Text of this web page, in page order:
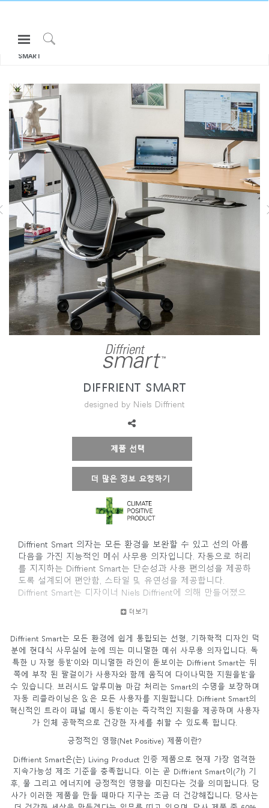
Open
Navigation
Menu
제품
인체공학
리소스
회사 소개
고객센터
Partners
고객지원
쇼룸
지역 설정
Opens
to
Facebook
Opens
to
Twitter
Opens
to
Linkedin
Opens
to
Instagram
Opens
to
Humanscale
Opens
Pinterest
Opens
to
YouTube
LIBERTY TASK DIFFRIENT SMART
모두 보기 의자 & 스툴
SMART
DIFFRIENT SMART
designed by Niels Diffrient
제품 선택
더 많은 정보 요청하기
Diffrient Smart 의자는 모든 환경을 보완할 수 있고 선의 아름
다음을 가진 지능적인 메쉬 사무용 의자입니다. 자동으로 허리
를 지지하는 Diffrient Smart는 단순성과 사용 편의성을 제공하
도록 설계되어 편안함, 스타일 및 유연성을 제공합니다.
Diffrient Smart는 디자이너 Niels Diffrient에 의해 만들어졌으
로 Humanscale의 혁신적인 Form-Sensing Mesh Technology
원합니다.
더보기
Diffrient Smart는 모든 환경에 쉽게 통합되는 선형, 기하학적 디자인 덕
분에 현대식 사무실에 눈에 띄는 미니멀한 메쉬 사무용 의자입니다. 독
특한 U 자형 등받이와 미니멀한 라인이 돋보이는 Diffrient Smart는 뒤
쪽에 부착 된 팔걸이가 사용자와 함께 움직여 다이나믹한 지원을받을
수 있습니다. 브러시드 알루미늄 마감 처리는 Smart의 수명을 보장하며
자동 리클라이닝은 앉은 모든 사용자를 지원합니다. Diffrient Smart의
혁신적인 트라이 패널 메시 등받이는 즉각적인 지원을 제공하며 사용자
가 인체 공학적으로 건강한 자세를 취할 수 있도록 합니다.
긍정적인 영향(Net Positive) 제품이란?
Diffrient Smart은(는) Living Product 인증 제품으로 현재 가장 엄격한
지속가능성 제조 기준을 충족합니다. 이는 곧 Diffrient Smart이(가) 기
후, 물 그리고 에너지에 긍정적인 영향을 미친다는 것을 의미합니다. 당
사가 이러한 제품을 만들 때마다 지구는 조금 더 건강해집니다. 당사는